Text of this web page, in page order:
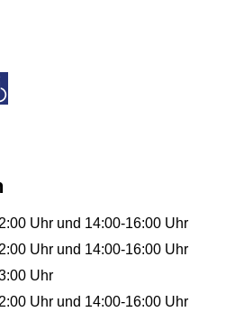
Uhr und 14:00-16:00 Uhr
Uhr und 14:00-16:00 Uhr
Uhr
Uhr und 14:00-16:00 Uhr